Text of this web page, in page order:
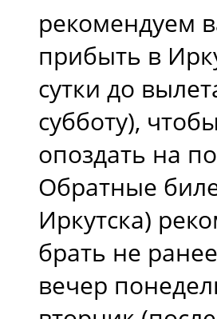
рекомендуем
прибыть в
сутки до
субботу),
опоздать на
Обратные
Иркутска)
брать не
вечер